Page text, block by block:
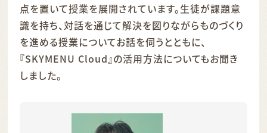
点を置いて授業を展開されています。生徒が課題意
識を持ち、対話を通じて解決を図りながらものづくり
を進める授業についてお話を伺うとともに、
『SKYMENU Cloud』の活用方法についてもお聞き
しました。